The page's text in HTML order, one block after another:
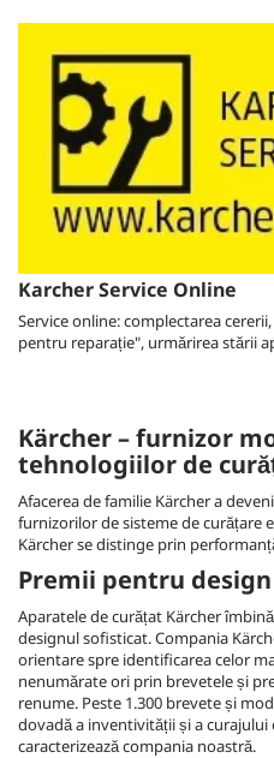
Karcher Service Online
Service online: complectarea
pentru reparație", urmărirea stării
Kärcher – furnizor
tehnologiilor de
Afacerea de familie Kärcher a
furnizorilor de sisteme de curățare
Kärcher se distinge prin
Premii pentru
Aparatele de curățat Kärcher
designul sofisticat. Compania
orientare spre identificarea celor
nenumărate ori prin brevetele și
renume. Peste 1.300 brevete și
dovadă a inventivității și a
caracterizează compania noastră.